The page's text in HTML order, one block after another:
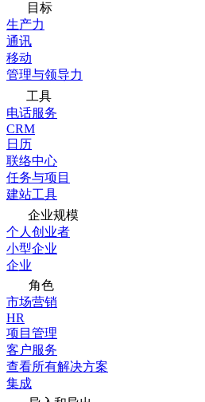
目标
生产力
通讯
移动
管理与领导力
工具
电话服务
CRM
日历
联络中心
任务与项目
建站工具
企业规模
个人创业者
小型企业
企业
角色
市场营销
HR
项目管理
客户服务
查看所有解决方案
集成